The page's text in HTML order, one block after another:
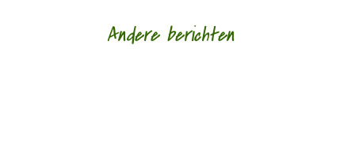
Andere berichten